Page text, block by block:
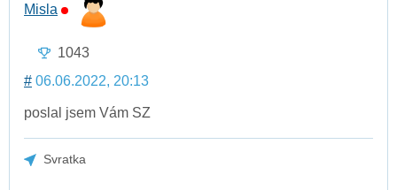
Misla
1043
# 06.06.2022, 20:13
poslal jsem Vám SZ
Svratka